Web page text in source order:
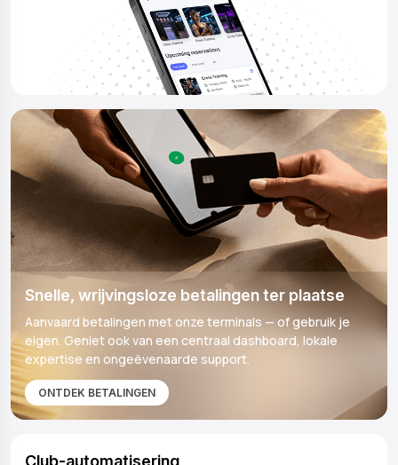
Snelle, wrijvingsloze betalingen ter plaatse
Aanvaard betalingen met onze terminals — of gebruik je
eigen. Geniet ook van een centraal dashboard, lokale
expertise en ongeëvenaarde support.
ONTDEK BETALINGEN
Club-automatisering